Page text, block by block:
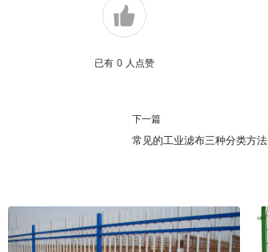
已有 0 人点赞
下一篇
常见的工业滤布三种分类方法